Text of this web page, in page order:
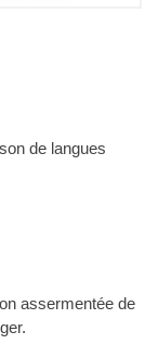
de langues
assermentée de